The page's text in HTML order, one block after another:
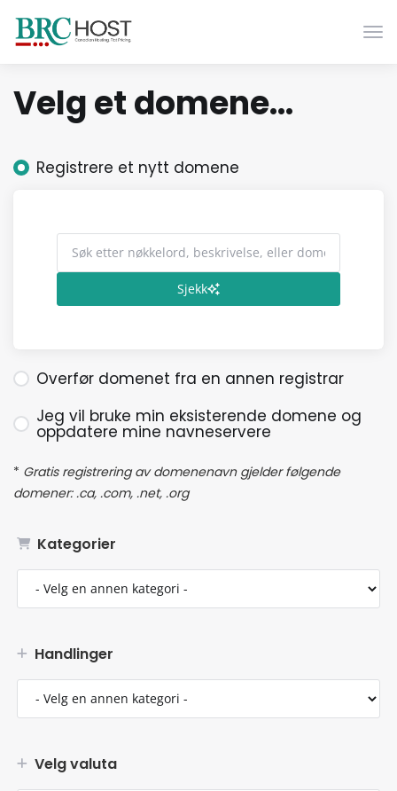
Velg et domene...
Kategorier
Handlinger
Velg valuta
Registrere et nytt domene
Sjekk
Overfør domenet fra en annen registrar
Jeg vil bruke min eksisterende domene og
oppdatere mine navneservere
* Gratis registrering av domenenavn gjelder følgende
domener: .ca, .com, .net, .org